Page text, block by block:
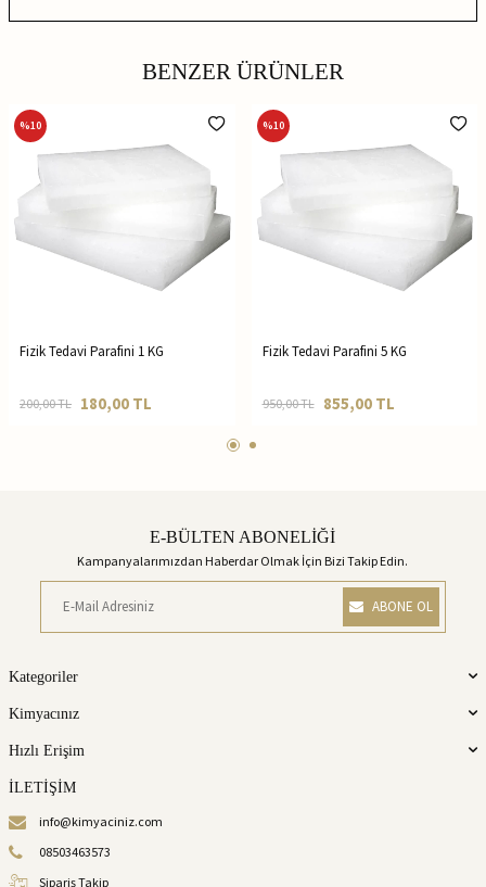
BENZER ÜRÜNLER
%10
Fizik Tedavi Parafini 1 KG
200,00TL 180,00 TL
%10
Fizik Tedavi Parafini 5 KG
950,00TL 855,00TL
E-BÜLTEN ABONELİĞİ
Kampanyalarımızdan Haberdar Olmak İçin Bizi Takip Edin.
ABONE OL
Kategoriler
Kimyacınız
Hızlı Erişim
İLETİŞİM
info@kimyaciniz.com
08503463573
Sipariş Takip